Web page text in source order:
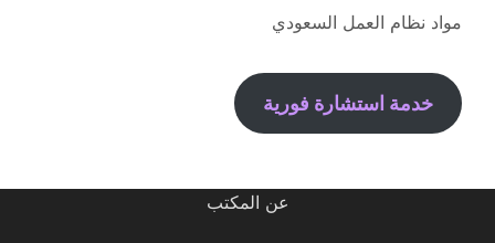
مواد نظام العمل السعودي
خدمة استشارة فورية
عن المكتب